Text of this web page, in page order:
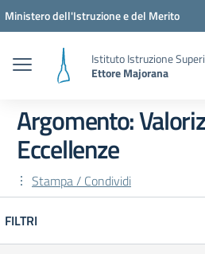
Vai ai contenuti
Vai al menu di navigazione
Vai al footer
Ministero dell'Istruzione e del Merito
Istituto Istruzione
Ettore Majorana
Argomento:
Eccellenze
Stampa / Condividi
FILTRI